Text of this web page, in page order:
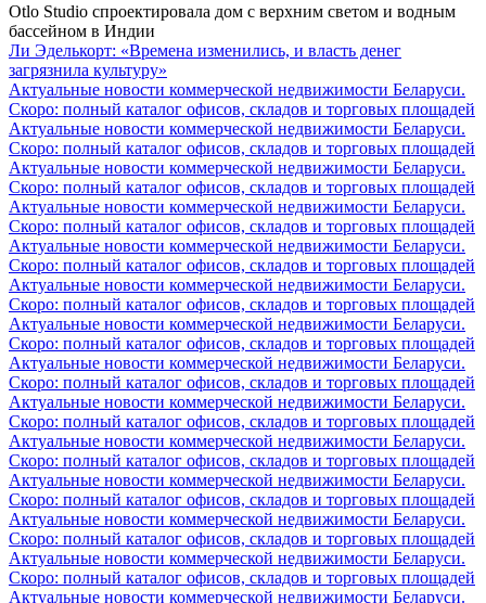
Otlo Studio спроектировала дом с верхним светом и водным
бассейном в Индии
Ли Эделькорт: «Времена изменились, и власть денег
загрязнила культуру»
Актуальные новости коммерческой недвижимости Беларуси.
Скоро: полный каталог офисов, складов и торговых площадей
Актуальные новости коммерческой недвижимости Беларуси.
Скоро: полный каталог офисов, складов и торговых площадей
Актуальные новости коммерческой недвижимости Беларуси.
Скоро: полный каталог офисов, складов и торговых площадей
Актуальные новости коммерческой недвижимости Беларуси.
Скоро: полный каталог офисов, складов и торговых площадей
Актуальные новости коммерческой недвижимости Беларуси.
Скоро: полный каталог офисов, складов и торговых площадей
Актуальные новости коммерческой недвижимости Беларуси.
Скоро: полный каталог офисов, складов и торговых площадей
Актуальные новости коммерческой недвижимости Беларуси.
Скоро: полный каталог офисов, складов и торговых площадей
Актуальные новости коммерческой недвижимости Беларуси.
Скоро: полный каталог офисов, складов и торговых площадей
Актуальные новости коммерческой недвижимости Беларуси.
Скоро: полный каталог офисов, складов и торговых площадей
Актуальные новости коммерческой недвижимости Беларуси.
Скоро: полный каталог офисов, складов и торговых площадей
Актуальные новости коммерческой недвижимости Беларуси.
Скоро: полный каталог офисов, складов и торговых площадей
Актуальные новости коммерческой недвижимости Беларуси.
Скоро: полный каталог офисов, складов и торговых площадей
Актуальные новости коммерческой недвижимости Беларуси.
Скоро: полный каталог офисов, складов и торговых площадей
Актуальные новости коммерческой недвижимости Беларуси.